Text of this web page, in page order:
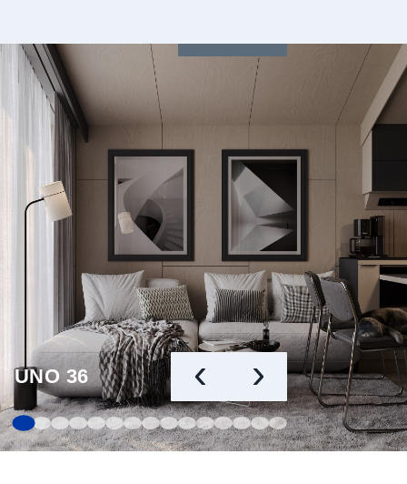
UNO 36 ‹ ›